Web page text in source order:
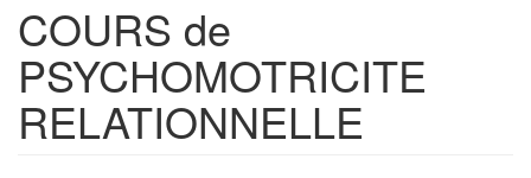
COURS de
PSYCHOMOTRICITE
RELATIONNELLE